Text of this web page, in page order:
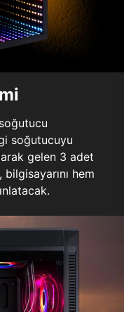
soğutucuyu
gelen 3 adet
hem